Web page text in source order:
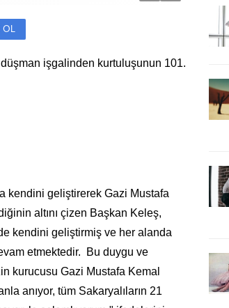
OL
işgalinden kurtuluşunun 101.
kendini geliştirerek Gazi Mustafa
altını çizen Başkan Keleş,
kendini geliştirmiş ve her alanda
etmektedir. Bu duygu ve
kurucusu Gazi Mustafa Kemal
anıyor, tüm Sakaryalıların 21